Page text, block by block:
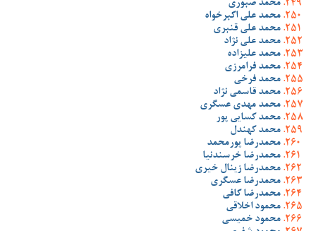
محمد صبوری
محمد علی اکبرخواه
محمد علی قنبری
محمد علی نژاد
محمد علیزاده
محمد فرامرزی
محمد فرخی
محمد قاسمی نژاد
محمد مهدی عسگری
محمد کسایی پور
محمد کهندل
محمدرضا پورمحمد
محمدرضا خرسندنیا
محمدرضا زینال خیری
محمدرضا عسگری
محمدرضا کافی
محمود اخلاقی
محمود خمیسی